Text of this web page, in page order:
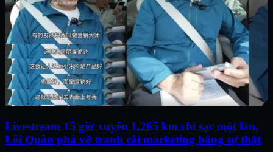
Livestream 15 giờ xuyên 1.265 km chỉ sạc một lần,
Lôi Quân phá vỡ tranh cãi marketing bằng sự thật